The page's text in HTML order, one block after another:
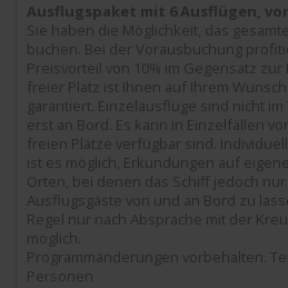
Ausflugspaket mit 6 Ausflügen,
Sie haben die Möglichkeit, das
buchen. Bei der Vorausbuchung
Preisvorteil von 10% im Gegensatz
freier Platz ist Ihnen auf Ihrem
garantiert. Einzelausflüge sind nicht
erst an Bord. Es kann in Einzelfällen
freien Plätze verfügbar sind.
ist es möglich, Erkundungen auf
Orten, bei denen das Schiff jedoch
Ausflugsgäste von und an Bord zu
Regel nur nach Absprache mit der
möglich.
Programmänderungen vorbehalten.
Personen